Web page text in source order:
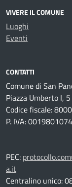
VIVERE IL COMUNE
Luoghi
Eventi
CONTATTI
Comune di San
Piazza Umberto I,
Codice fiscale:
P. IVA:
PEC:
a.it
Centralino unico: